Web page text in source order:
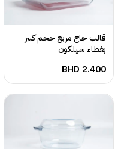
قالب جاج مربع حجم كبير
بغطاء سيلكون
BHD 2.400